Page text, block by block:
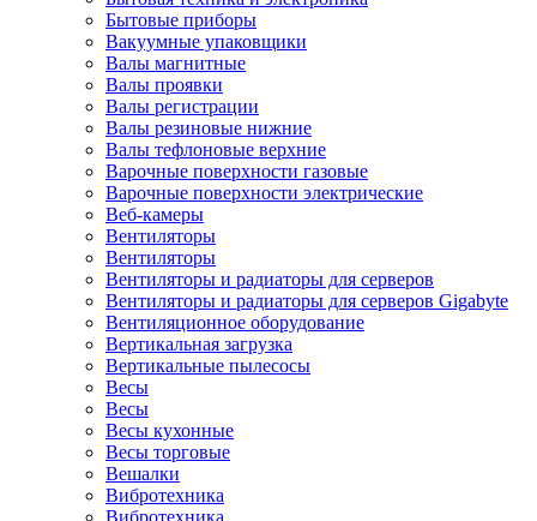
Бытовые приборы
Вакуумные упаковщики
Валы магнитные
Валы проявки
Валы регистрации
Валы резиновые нижние
Валы тефлоновые верхние
Варочные поверхности газовые
Варочные поверхности электрические
Веб-камеры
Вентиляторы
Вентиляторы
Вентиляторы и радиаторы для серверов
Вентиляторы и радиаторы для серверов Gigabyte
Вентиляционное оборудование
Вертикальная загрузка
Вертикальные пылесосы
Весы
Весы
Весы кухонные
Весы торговые
Вешалки
Вибротехника
Вибротехника